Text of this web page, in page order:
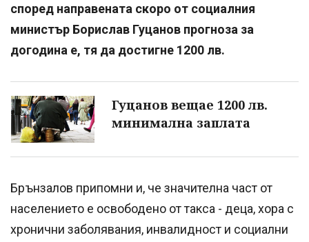
според направената скоро от социалния
министър Борислав Гуцанов прогноза за
догодина е, тя да достигне 1200 лв.
Гуцанов вещае 1200 лв.
минимална заплата
Брънзалов припомни и, че значителна част от
населението е освободено от такса - деца, хора с
хронични заболявания, инвалидност и социални